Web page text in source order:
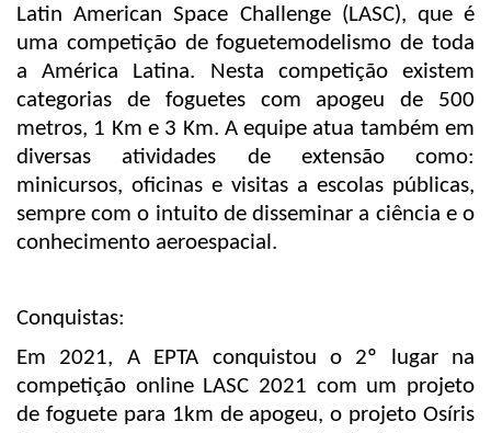
Latin American Space Challenge (LASC), que é
uma competição de foguetemodelismo de toda
a América Latina. Nesta competição existem
categorias de foguetes com apogeu de 500
metros, 1 Km e 3 Km. A equipe atua também em
diversas atividades de extensão como:
minicursos, oficinas e visitas a escolas públicas,
sempre com o intuito de disseminar a ciência e o
conhecimento aeroespacial.
Conquistas:
Em 2021, A EPTA conquistou o 2º lugar na
competição online LASC 2021 com um projeto
de foguete para 1km de apogeu, o projeto Osíris